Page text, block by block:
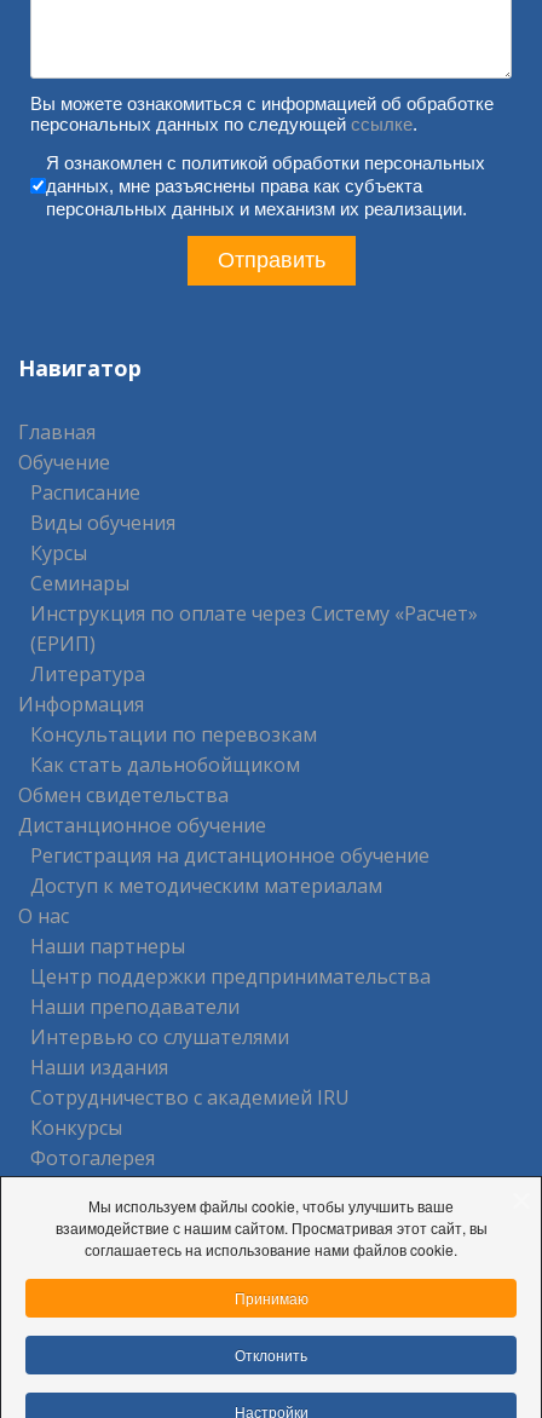
Мы используем файлы cookie, чтобы улучшить ваше
взаимодействие с нашим сайтом. Просматривая этот сайт, вы
соглашаетесь на использование нами файлов cookie.
Принимаю
Отклонить
Настройки
Вы можете ознакомиться с информацией об обработке
персональных данных по следующей ссылке.
Согласие на обработку персональных
Я ознакомлен с политикой обработки персональных
данных, мне разъяснены права как субъекта
персональных данных и механизм их реализации.
Отправить
Навигатор
Главная
Обучение
Расписание
Виды обучения
Курсы
Семинары
Инструкция по оплате через Систему «Расчет»
(ЕРИП)
Литература
Информация
Консультации по перевозкам
Как стать дальнобойщиком
Обмен свидетельства
Дистанционное обучение
Регистрация на дистанционное обучение
Доступ к методическим материалам
О нас
Наши партнеры
Центр поддержки предпринимательства
Наши преподаватели
Интервью со слушателями
Наши издания
Сотрудничество с академией IRU
Конкурсы
Фотогалерея
подготовки, повышения квалификации и переподготовки
кадров «БАМАП-ВЕДЫ»